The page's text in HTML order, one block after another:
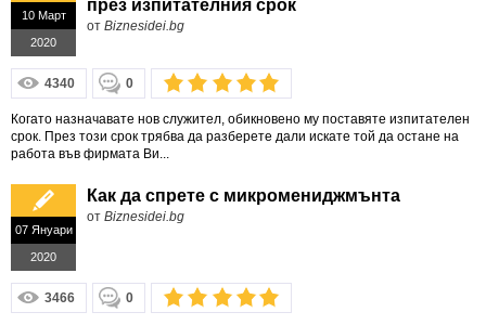
10 Март
2020
през изпитателния срок
от Biznesidei.bg
4340 0
Когато назначавате нов служител, обикновено му поставяте изпитателен
срок. През този срок трябва да разберете дали искате той да остане на
работа във фирмата Ви...
07 Януари
2020
Как да спрете с микромениджмънта
от Biznesidei.bg
3466 0